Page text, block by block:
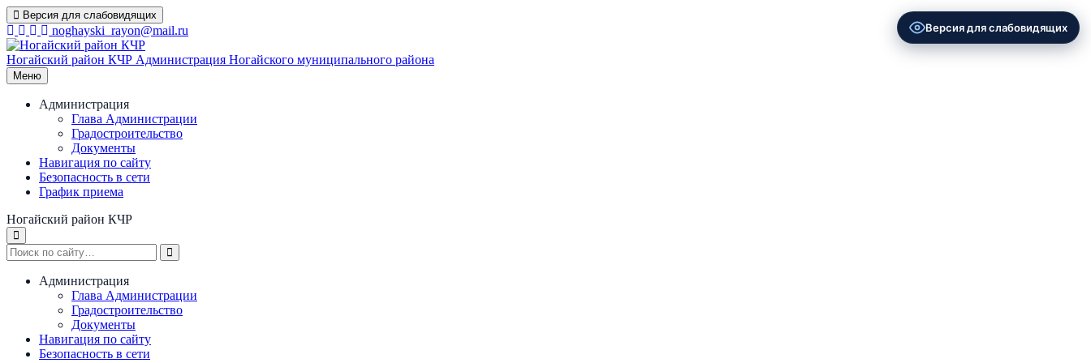
Перейти
к
содержимому
Версия для слабовидящих
noghayski_rayon@mail.ru
Ногайский район КЧР Администрация Ногайского муниципального района
Меню
Администрация
Глава Администрации
Градостроительство
Документы
Навигация по сайту
Безопасность в сети
График приема
Ногайский район КЧР
Администрация
Глава Администрации
Градостроительство
Документы
Навигация по сайту
Безопасность в сети
Версия для слабовидящих